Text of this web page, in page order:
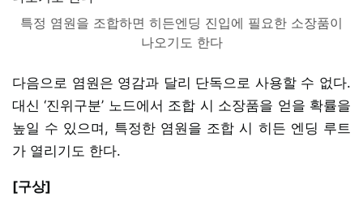
특정 염원을 조합하면 히든엔딩 진입에 필요한 소장품이
나오기도 한다
다음으로 염원은 영감과 달리 단독으로 사용할 수 없다.
대신 ‘진위구분’ 노드에서 조합 시 소장품을 얻을 확률을
높일 수 있으며, 특정한 염원을 조합 시 히든 엔딩 루트
가 열리기도 한다.
[구상]